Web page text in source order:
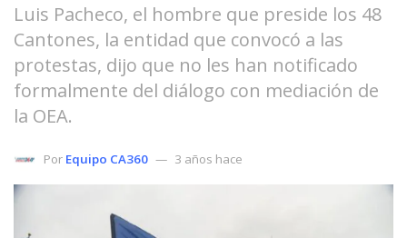
Luis Pacheco, el hombre que preside los 48
Cantones, la entidad que convocó a las
protestas, dijo que no les han notificado
formalmente del diálogo con mediación de
la OEA.
Por Equipo CA360 3 años hace